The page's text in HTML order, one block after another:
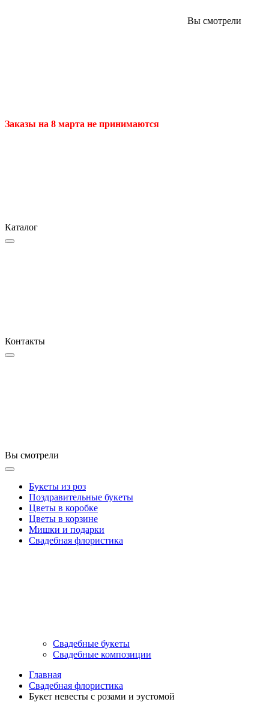
Вы смотрели
Заказы на 8 марта не принимаются
Каталог
Контакты
Вы смотрели
Букеты из роз
Поздравительные букеты
Цветы в коробке
Цветы в корзине
Мишки и подарки
Свадебная флористика
Свадебные букеты
Свадебные композиции
Главная
Свадебная флористика
Букет невесты с розами и эустомой